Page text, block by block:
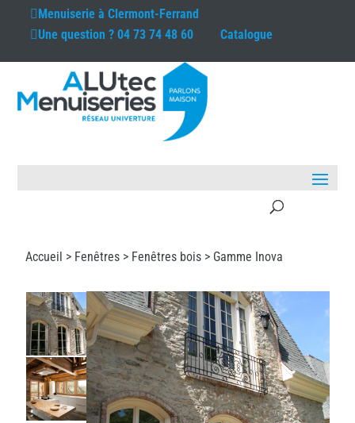
Menuiserie àClermont-Ferrand
Une question ?04 73 74 48 60 Catalogue
Accueil > Fenêtres > Fenêtres bois > Gamme Inova